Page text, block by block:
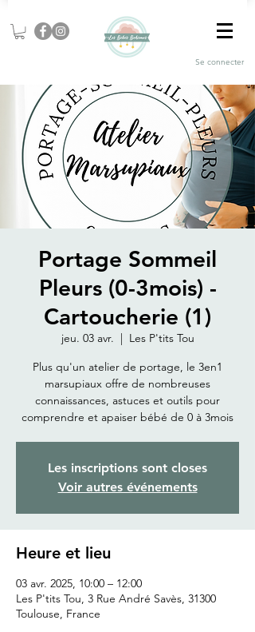
Se connecter
Portage Sommeil
Pleurs (0-3mois) -
Cartoucherie (1)
jeu. 03 avr.
  |
Les P'tits Tou
Plus qu'un atelier de portage, le 3en1
marsupiaux offre de nombreuses
connaissances, astuces et outils pour
comprendre et apaiser bébé de 0 à 3mois
Les inscriptions sont closes
Voir autres événements
Heure et lieu
03 avr. 2025, 10:00 – 12:00
Les P'tits Tou, 3 Rue André Savès, 31300
Toulouse, France